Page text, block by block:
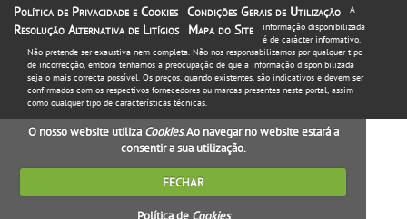
Política de Privacidade e Cookies Condições Gerais de Utilização
Resolução Alternativa de Litígios
Mapa do Site
A
informação disponibilizada
é de carácter informativo.
Não pretende ser exaustiva nem completa. Não nos responsabilizamos por qualquer tipo
de incorrecção, embora tenhamos a preocupação de que a informação disponibilizada
seja o mais correcta possível. Os preços, quando existentes, são indicativos e devem ser
confirmados com os respectivos fornecedores ou marcas presentes neste portal, assim
como qualquer tipo de características técnicas.
O nosso website utiliza Cookies. Ao navegar no website estará a
consentir a sua utilização.
FECHAR